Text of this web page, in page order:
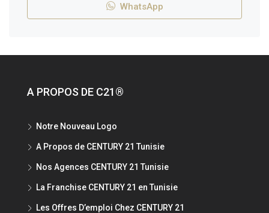
WhatsApp
A PROPOS DE C21®
Notre Nouveau Logo
A Propos de CENTURY 21 Tunisie
Nos Agences CENTURY 21 Tunisie
La Franchise CENTURY 21 en Tunisie
Les Offres D’emploi Chez CENTURY 21